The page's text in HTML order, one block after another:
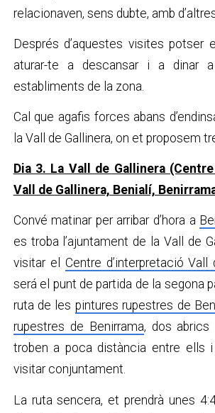
relacionaven, sens dubte, amb
Després d’aquestes visites potser
aturar-te a descansar i a dinar
establiments de la zona.
Cal que agafis forces abans
la Vall de Gallinera, on et proposem
Dia 3. La Vall de Gallinera
Vall de Gallinera, Benialí,
Convé matinar per arribar d’hora a
es troba l’ajuntament de la Vall de
visitar el Centre d’interpretació Vall
será el punt de partida de la segona
ruta de les pintures rupestres de
rupestres de Benirrama, dos abrics
troben a poca distància entre ells
visitar conjuntament.
La ruta sencera, et prendrà unes